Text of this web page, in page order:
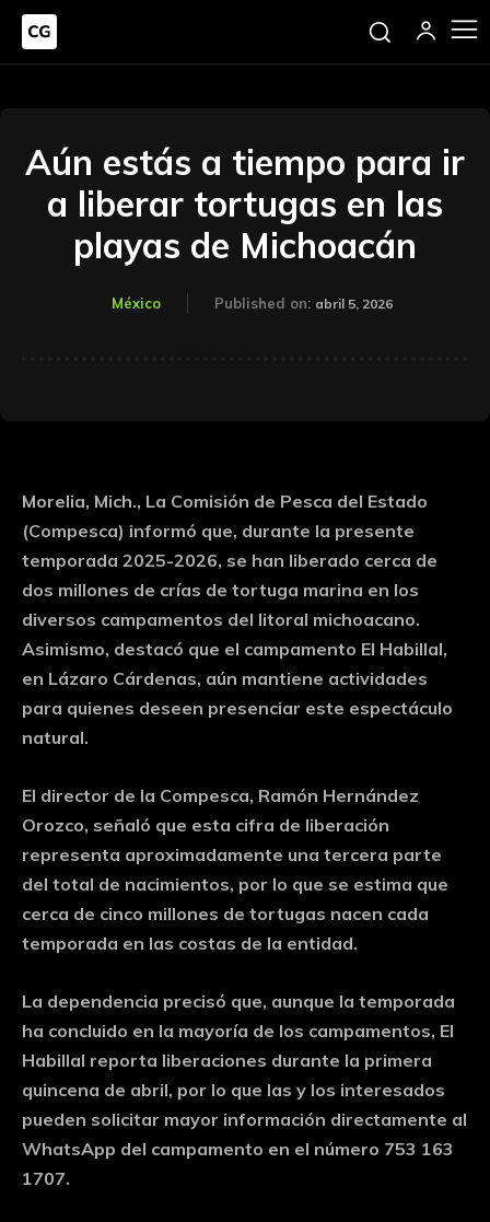
Aún estás a tiempo para ir
a liberar tortugas en las
playas de Michoacán
México Published on: abril 5, 2026
Morelia, Mich., La Comisión de Pesca del Estado
(Compesca) informó que, durante la presente
temporada 2025-2026, se han liberado cerca de
dos millones de crías de tortuga marina en los
diversos campamentos del litoral michoacano.
Asimismo, destacó que el campamento El Habillal,
en Lázaro Cárdenas, aún mantiene actividades
para quienes deseen presenciar este espectáculo
natural.
El director de la Compesca, Ramón Hernández
Orozco, señaló que esta cifra de liberación
representa aproximadamente una tercera parte
del total de nacimientos, por lo que se estima que
cerca de cinco millones de tortugas nacen cada
temporada en las costas de la entidad.
La dependencia precisó que, aunque la temporada
ha concluido en la mayoría de los campamentos, El
Habillal reporta liberaciones durante la primera
quincena de abril, por lo que las y los interesados
pueden solicitar mayor información directamente al
WhatsApp del campamento en el número 753 163
1707.